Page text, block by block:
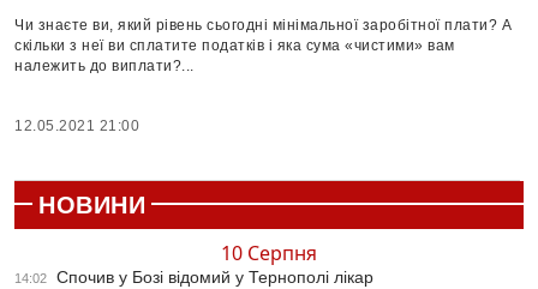
Чи знаєте ви, який рівень сьогодні мінімальної заробітної плати? А
скільки з неї ви сплатите податків і яка сума «чистими» вам
належить до виплати?...
12.05.2021 21:00
НОВИНИ
10 Серпня
14:02 Спочив у Бозі відомий у Тернополі лікар